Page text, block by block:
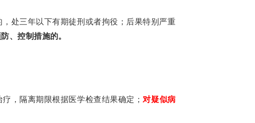
处三年以下有期徒刑或者拘役；后果特别严重
、控制措施的。
，隔离期限根据医学检查结果确定； 对疑似病